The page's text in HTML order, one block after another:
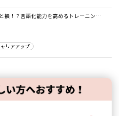
損！？言語化能力を高めるトレーニン…
リアアップ